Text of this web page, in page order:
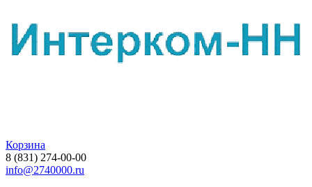
Корзина
8 (831) 274-00-00
info@2740000.ru